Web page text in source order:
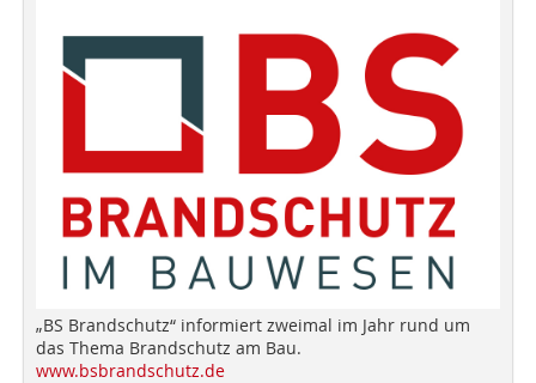
„BS Brandschutz“ informiert zweimal im Jahr rund um
das Thema Brandschutz am Bau.
www.bsbrandschutz.de